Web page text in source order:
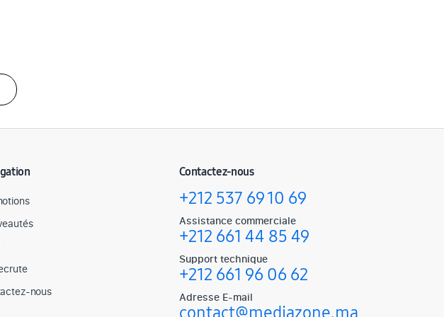
nous
Contactez-nous
+212 537 69 10 69
Assistance commerciale
+212 661 44 85 49
Support technique
+212 661 96 06 62
Adresse E-mail
contact@mediazone.ma